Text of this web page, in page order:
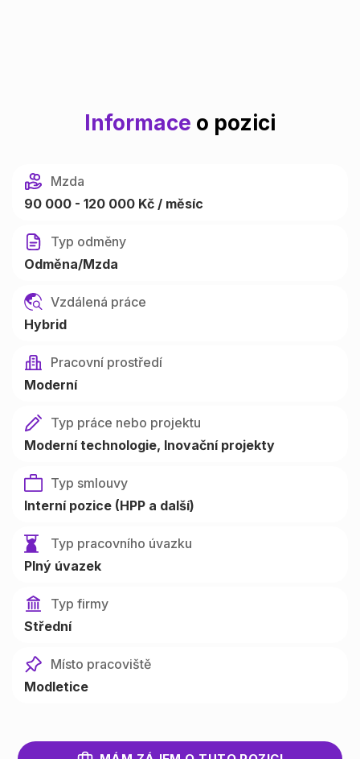
Informace o pozici
Mzda
90 000 - 120 000 Kč / měsíc
Typ odměny
Odměna/Mzda
Vzdálená práce
Hybrid
Pracovní prostředí
Moderní
Typ práce nebo projektu
Moderní technologie Inovační projekty
Typ smlouvy
Interní pozice (HPP a další)
Typ pracovního úvazku
Plný úvazek
Typ firmy
Střední
Místo pracoviště
Modletice